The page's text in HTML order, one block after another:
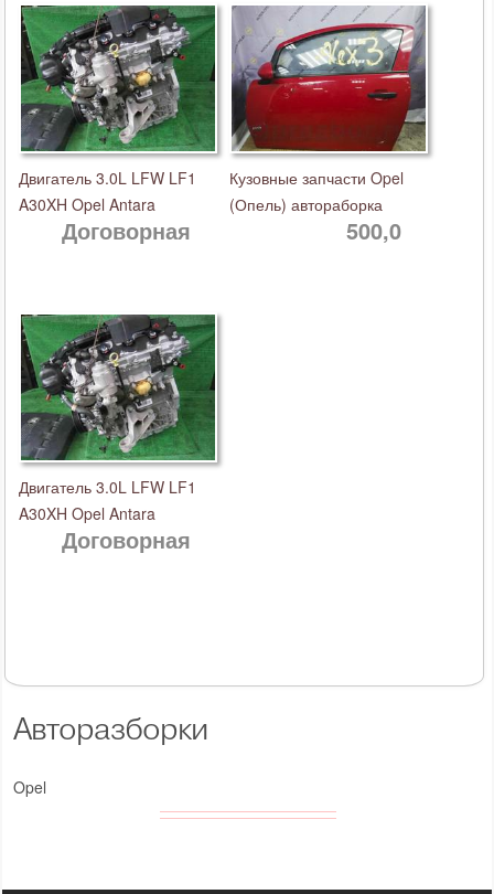
Авторазборки
Opel
Двигатель 3.0L LFW LF1
A30XH Opel Antara
Договорная
Кузовные запчасти Opel
(Опель) автораборка
500,0
Двигатель 3.0L LFW LF1
A30XH Opel Antara
Договорная